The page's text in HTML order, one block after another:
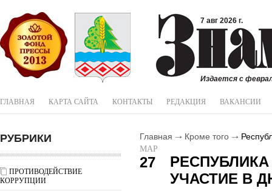
7 авг 2026 г.
Издается с
ГЛАВНАЯ КАРТА САЙТА КОНТАКТЫ РЕДАКЦИЯ ВАКАНСИИ
РУБРИКИ
ПРОТИВОДЕЙСТВИЕ
КОРРУПЦИИ
Главная Кроме того
МАР
27
УЧАСТИЕ В